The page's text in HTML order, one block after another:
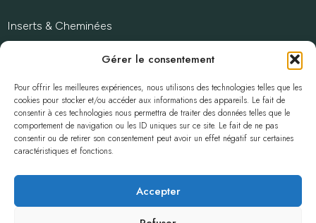
Gérer le consentement
Pour offrir les meilleures expériences, nous utilisons des technologies telles que les
cookies pour stocker et/ou accéder aux informations des appareils. Le fait de
consentir à ces technologies nous permettra de traiter des données telles que le
comportement de navigation ou les ID uniques sur ce site. Le fait de ne pas
consentir ou de retirer son consentement peut avoir un effet négatif sur certaines
caractéristiques et fonctions.
Accepter
Inserts & Cheminées
Chaudières à granulés
Accessoires & palette granulés
Nos informations
Politique de confidentialité